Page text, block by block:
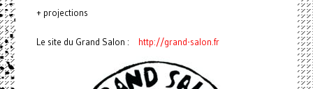
+ projections
Le site du Grand Salon : http://grand-salon.fr